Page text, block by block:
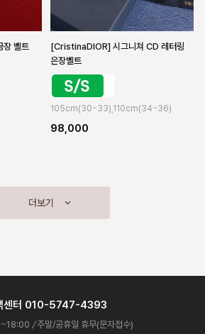
장 벨트
[CristinaDIOR] 시그니쳐 CD 레터링
은장벨트
105cm(30~33),110cm(34~36)
98,000
센터 010-5747-4393
/주말/공휴일 휴무(문자접수)